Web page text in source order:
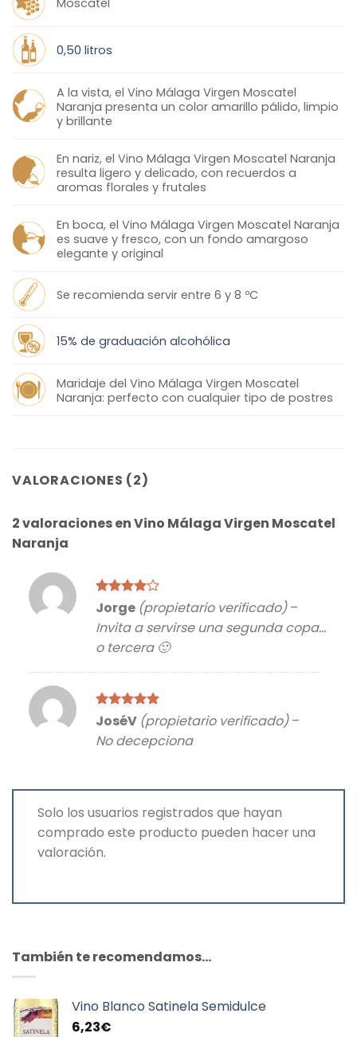
Moscatel
0,50 litros
A la vista, el Vino Málaga Virgen Moscatel
Naranja presenta un color amarillo pálido, limpio
y brillante
En nariz, el Vino Málaga Virgen Moscatel Naranja
resulta ligero y delicado, con recuerdos a
aromas florales y frutales
En boca, el Vino Málaga Virgen Moscatel Naranja
es suave y fresco, con un fondo amargoso
elegante y original
Se recomienda servir entre 6 y 8 ºC
15% de graduación alcohólica
Maridaje del Vino Málaga Virgen Moscatel
Naranja: perfecto con cualquier tipo de postres
VALORACIONES (2)
2 valoraciones enVino Málaga Virgen Moscatel
Naranja
Valorado
con4de
5
Jorge (propietario verificado) –
Invita a servirse una segunda copa…
o tercera 🙂
Valorado
de 5
JoséV (propietario verificado) –
No decepciona
Solo los usuarios registrados que hayan
comprado este producto pueden hacer una
valoración.
También te recomendamos…
Vino Blanco Satinela Semidulce
6,23€